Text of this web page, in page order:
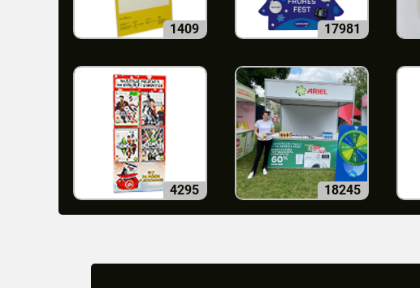
1409 17981
4295 18245